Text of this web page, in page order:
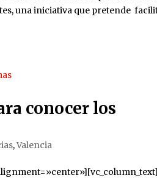
una iniciativa que pretende
conocer los
,Valencia